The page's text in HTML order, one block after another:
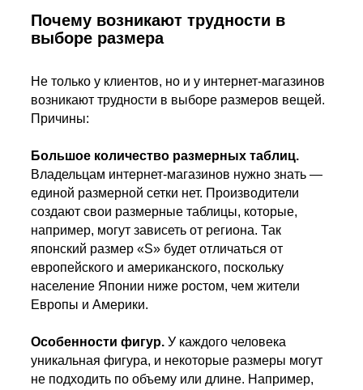
Почему возникают трудности в
выборе размера
Не только у клиентов, но и у интернет-магазинов
возникают трудности в выборе размеров вещей.
Причины:
Большое количество размерных таблиц.
Владельцам интернет-магазинов нужно знать —
единой размерной сетки нет. Производители
создают свои размерные таблицы, которые,
например, могут зависеть от региона. Так
японский размер «S» будет отличаться от
европейского и американского, поскольку
население Японии ниже ростом, чем жители
Европы и Америки.
Особенности фигур. У каждого человека
уникальная фигура, и некоторые размеры могут
не подходить по объему или длине. Например,